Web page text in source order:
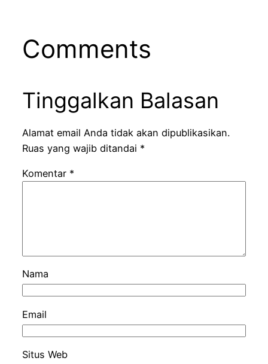
Comments
Tinggalkan Balasan
Alamat email Anda tidak akan dipublikasikan.
Ruas yang wajib ditandai *
Komentar *
Nama
Email
Situs Web